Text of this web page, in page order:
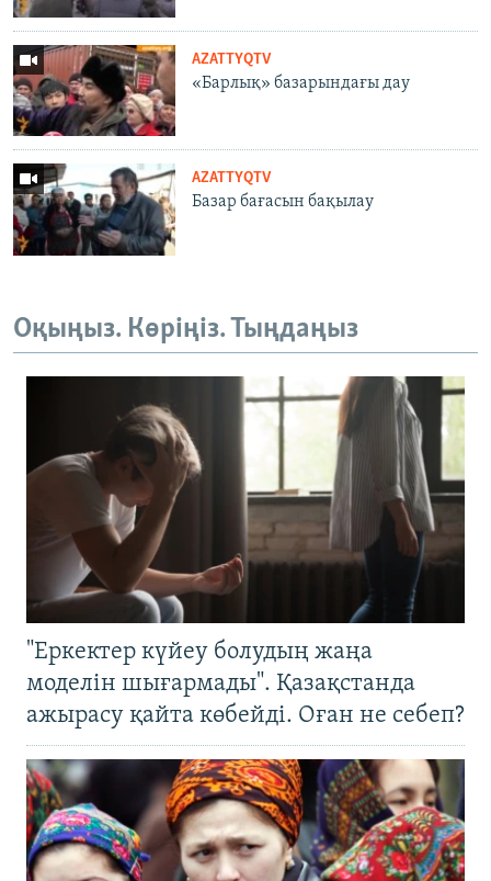
AZATTYQTV
«Барлық» базарындағы дау
AZATTYQTV
Базар бағасын бақылау
Оқыңыз. Көріңіз. Тыңдаңыз
"Еркектер күйеу болудың жаңа
моделін шығармады". Қазақстанда
ажырасу қайта көбейді. Оған не себеп?